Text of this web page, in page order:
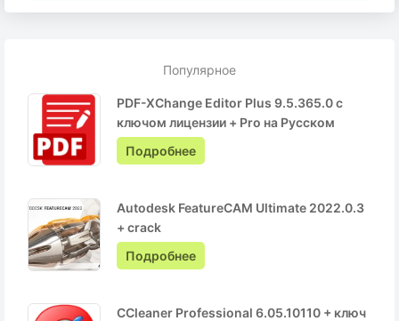
Популярное
PDF-XChange Editor Plus 9.5.365.0 с
ключом лицензии + Pro на Русском
Подробнее
Autodesk FeatureCAM Ultimate 2022.0.3
+ crack
Подробнее
CCleaner Professional 6.05.10110 + ключ